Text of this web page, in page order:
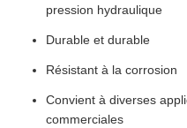
pression hydraulique
Durable et durable
Résistant à la corrosion
Convient à diverses
commerciales